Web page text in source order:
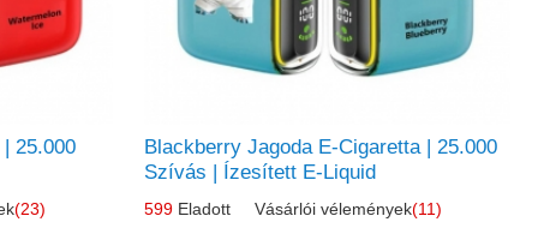
25.000
(23)
Blackberry Jagoda E-Cigaretta | 25.000
Szívás | Ízesített E-Liquid
599Eladott Vásárlói vélemények(11)